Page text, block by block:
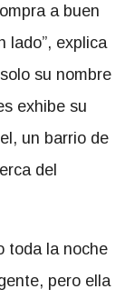
a buen
lado”, explica
su nombre
exhibe su
un barrio de
del
toda la noche
pero ella